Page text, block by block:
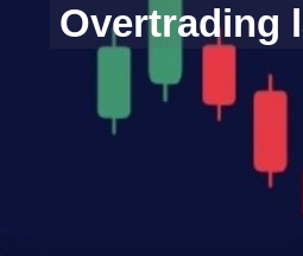
Overtrading